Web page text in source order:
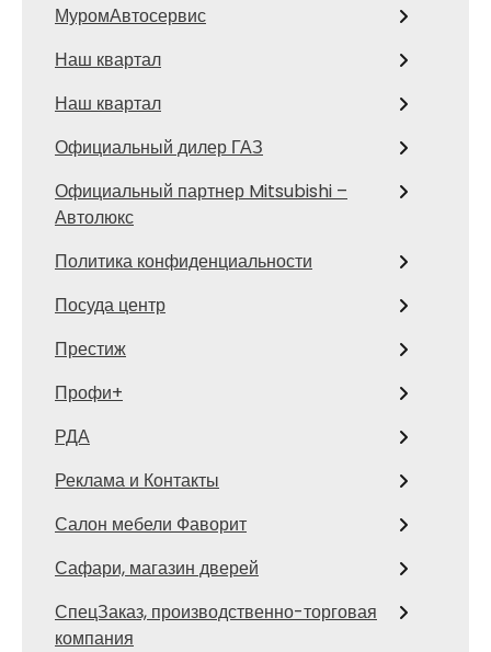
МуромАвтосервис
Наш квартал
Наш квартал
Официальный дилер ГАЗ
Официальный партнер Mitsubishi –
Автолюкс
Политика конфиденциальности
Посуда центр
Престиж
Профи+
РДА
Реклама и Контакты
Салон мебели Фаворит
Сафари, магазин дверей
СпецЗаказ, производственно-торговая
компания